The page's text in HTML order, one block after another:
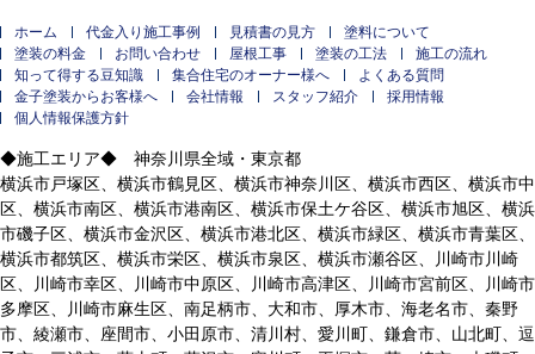
ホーム 代金入り施工事例 見積書の見方
塗料について
塗装の料金
お問い合わせ 屋根工事 塗装の工法
施工の流れ
知って得する豆知識
集合住宅のオーナー様へ
よくある質問
金子塗装からお客様へ
会社情報 スタッフ紹介
採用情報
個人情報保護方針
◆施工エリア◆ 神奈川県全域・東京都
横浜市戸塚区、横浜市鶴見区、横浜市神奈川区、横浜市西区、横浜市中
区、横浜市南区、横浜市港南区、横浜市保土ケ谷区、横浜市旭区、横浜
市磯子区、横浜市金沢区、横浜市港北区、横浜市緑区、横浜市青葉区、
横浜市都筑区、横浜市栄区、横浜市泉区、横浜市瀬谷区、川崎市川崎
区、川崎市幸区、川崎市中原区、川崎市高津区、川崎市宮前区、川崎市
多摩区、川崎市麻生区、南足柄市、大和市、厚木市、海老名市、秦野
市、綾瀬市、座間市、小田原市、清川村、愛川町、鎌倉市、山北町、逗